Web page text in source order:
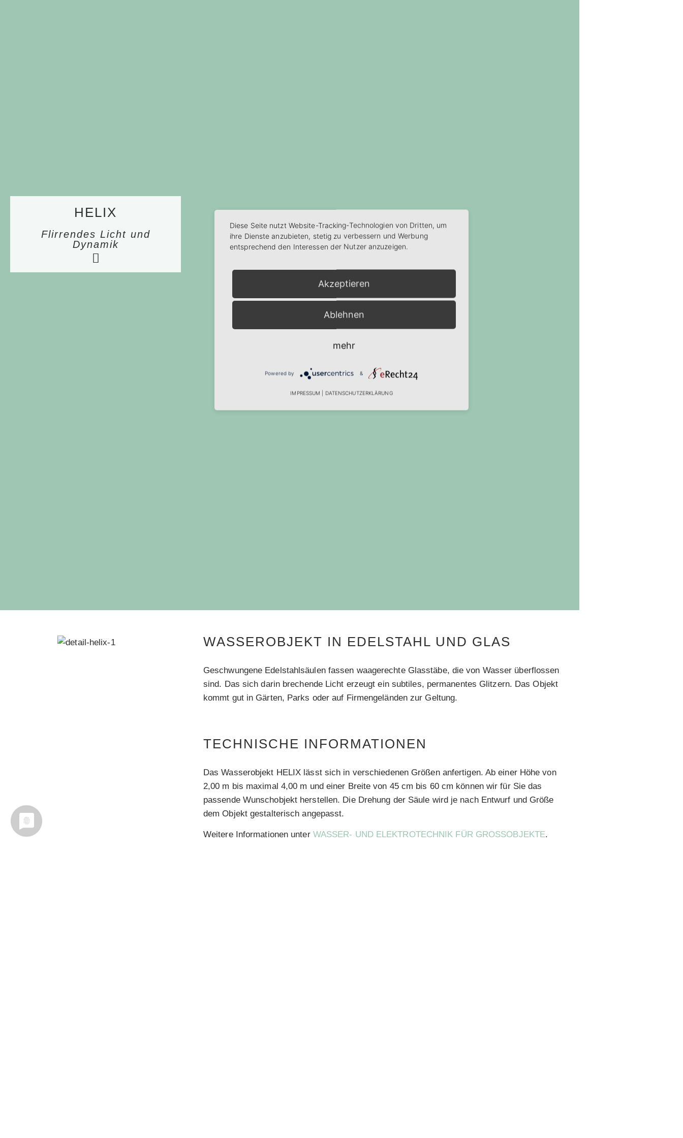
HELIX
Flirrendes Licht und
Dynamik
WASSEROBJEKT IN EDELSTAHL UND GLAS
Geschwungene Edelstahlsäulen fassen waagerechte Glasstäbe, die von Wasser überflossen
sind. Das sich darin brechende Licht erzeugt ein subtiles, permanentes Glitzern. Das Objekt
kommt gut in Gärten, Parks oder auf Firmengeländen zur Geltung.
TECHNISCHE INFORMATIONEN
Das Wasserobjekt HELIX lässt sich in verschiedenen Größen anfertigen. Ab einer Höhe von
2,00 m bis maximal 4,00 m und einer Breite von 45 cm bis 60 cm können wir für Sie das
passende Wunschobjekt herstellen. Die Drehung der Säule wird je nach Entwurf und Größe
dem Objekt gestalterisch angepasst.
Weitere Informationen unter WASSER- UND ELEKTROTECHNIK FÜR GROSSOBJEKTE .
Diese Seite nutzt Website-Tracking-Technologien von Dritten, um
ihre Dienste anzubieten, stetig zu verbessern und Werbung
entsprechend den Interessen der Nutzer anzuzeigen.
Akzeptieren
Ablehnen
mehr
Powered by &
IMPRESSUM DATENSCHUTZERKLÄRUNG